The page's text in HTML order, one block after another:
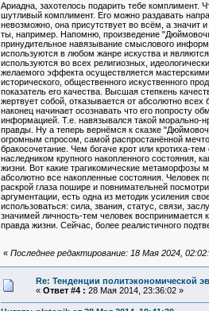
Ариадна, захотелось подарить тебе комплимент.
шутливый комплимент. Его можно раздавать
невозможно, она присутствует во всём, а значит
ты, например. Напомню, произведение
принудительное навязывание смыслового
используются в любом жанре искуства и
используются во всех религиозных,
желаемого эффекта осуществляется мастерскими
исторического, общественного искуственного
показатель его качества. Высшая степкень
жертвует собой, отказывается от абсолютно
наконец начинает осознавать что его попросту
информацией. Т.е. навязывался такой морально-
правды. Ну а теперь вернёмся к сказке
огромным спросом, самой распростанённой
бракосочетание. Чем богаче крот или кротиха-
наследником крупного накопленного состояния,
жизни. Вот какие трагикомические метаморфозы
абсолютно все накопленные состояния. Человек
раскрой глаза пошире и повнимательней
аргументации, есть одна из методик усиления
использоваться: сила, звания, статус, связи,
значимей личность-тем человек воспринимается
правда жизни. Сейчас, более реалистичного
« Последнее редактирование: 18 Мая 2024,
Re: Тенденции политэкономической
« Ответ #4 : 28 Мая 2014, 23:36:02 »